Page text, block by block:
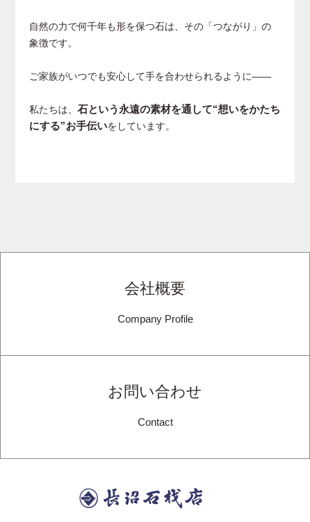
自然の力で何千年も形を保つ石は、その「つながり」の
象徴です。
ご家族がいつでも安心して手を合わせられるように――
私たちは、石という永遠の素材を通して“想いをかたち
にする”お手伝いをしています。
会社概要
Company Profile
お問い合わせ
Contact